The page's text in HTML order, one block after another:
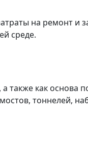
на ремонт и
среде.
также как основа
тоннелей,